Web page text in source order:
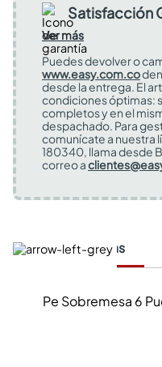
Satisfacción
Ver más
Puedes devolver o
www.easy.com.co
desde la entrega. El
condiciones óptimas:
completos y en el
despachado. Para
comunícate a nuestra
180340, llama desde
correo a
Características
Pe Sobremesa 6